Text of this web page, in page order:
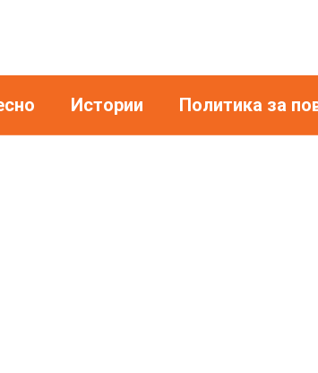
Истории Политика за